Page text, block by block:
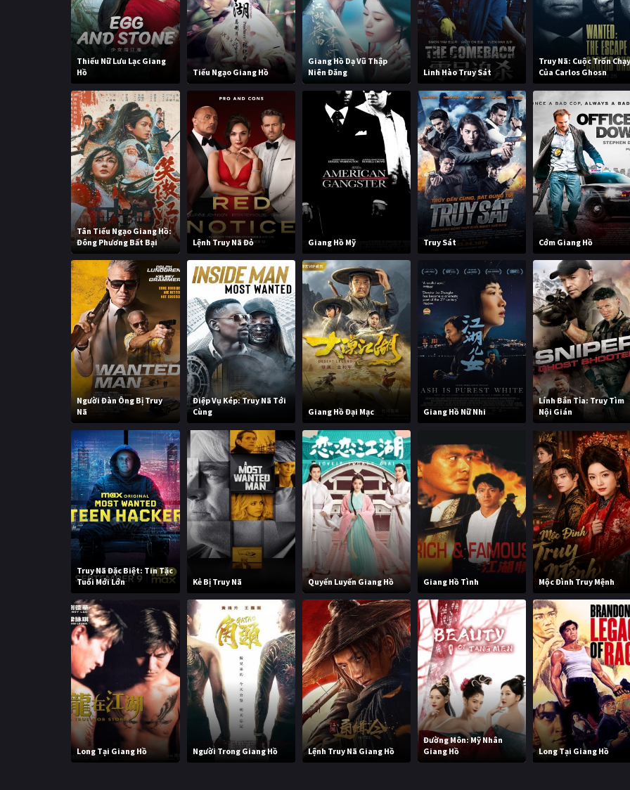
Thiếu Nữ Lưu Lạc Giang
Hồ
Tiếu Ngạo Giang Hồ
Giang Hồ Dạ Vũ Thập
Niên Đăng
Linh Hào Truy Sát
Truy Nã: Cuộc Trốn
Của Carlos Ghosn
Tân Tiếu Ngạo Giang Hồ:
Đông Phương Bất Bại
Lệnh Truy Nã Đỏ Giang Hồ Mỹ Truy Sát Cớm Giang Hồ
Người Đàn Ông Bị Truy
Nã
Điệp Vụ Kép: Truy Nã Tới
Cùng
Giang Hồ Đại Mạc Giang Hồ Nữ Nhi
Lính Bắn Tỉa: Truy Tìm
Nội Gián
Truy Nã Đặc Biệt: Tin Tặc
Tuổi Mới Lớn
Kẻ Bị Truy Nã Quyến Luyến Giang Hồ Giang Hồ Tình Mộc Đình Truy Mệnh
Long Tại Giang Hồ Người Trong Giang Hồ Lệnh Truy Nã Giang Hồ
Đường Môn: Mỹ Nhân
Giang Hồ
Long Tại Giang Hồ